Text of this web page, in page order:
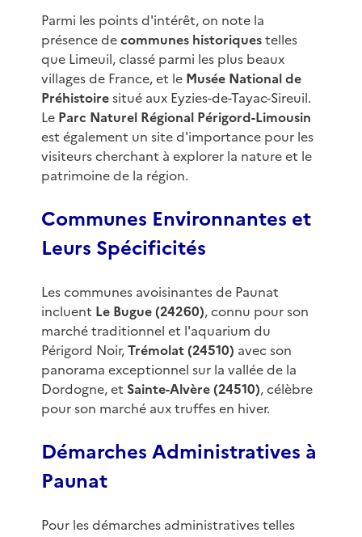
Parmi les points d'intérêt, on note la
présence decommunes historiquestelles
que Limeuil, classé parmi les plus beaux
villages de France, et le Musée National de
Préhistoiresitué aux Eyzies-de-Tayac-Sireuil.
Le Parc Naturel Régional Périgord-Limousin
est également un site d'importance pour les
visiteurs cherchant à explorer la nature et le
patrimoine de la région.
Communes Environnantes et
Leurs Spécificités
Les communes avoisinantes de Paunat
incluent Le Bugue (24260), connu pour son
marché traditionnel et l'aquarium du
Périgord Noir,Trémolat (24510) avec son
panorama exceptionnel sur la vallée de la
Dordogne, et Sainte-Alvère (24510), célèbre
pour son marché aux truffes en hiver.
Démarches Administratives à
Paunat
Pour les démarches administratives telles